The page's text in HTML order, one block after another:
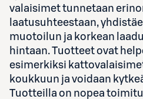
valaisimet tunnetaan
laatusuhteestaan,
muotoilun ja korkean
hintaan. Tuotteet ovat
esimerkiksi
koukkuun ja voidaan
Tuotteilla on nopea